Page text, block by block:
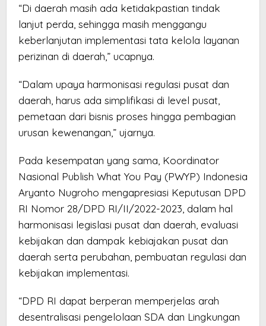
“Di daerah masih ada ketidakpastian tindak
lanjut perda, sehingga masih menggangu
keberlanjutan implementasi tata kelola layanan
perizinan di daerah,” ucapnya.
“Dalam upaya harmonisasi regulasi pusat dan
daerah, harus ada simplifikasi di level pusat,
pemetaan dari bisnis proses hingga pembagian
urusan kewenangan,” ujarnya.
Pada kesempatan yang sama, Koordinator
Nasional Publish What You Pay (PWYP) Indonesia
Aryanto Nugroho mengapresiasi Keputusan DPD
RI Nomor 28/DPD RI/II/2022-2023, dalam hal
harmonisasi legislasi pusat dan daerah, evaluasi
kebijakan dan dampak kebiajakan pusat dan
daerah serta perubahan, pembuatan regulasi dan
kebijakan implementasi.
“DPD RI dapat berperan memperjelas arah
desentralisasi pengelolaan SDA dan Lingkungan